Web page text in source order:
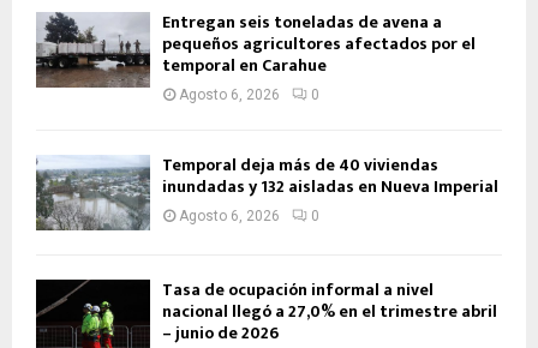
Entregan seis toneladas de avena a
pequeños agricultores afectados por el
temporal en Carahue
Agosto 6, 2026 0
Temporal deja más de 40 viviendas
inundadas y 132 aisladas en Nueva Imperial
Agosto 6, 2026 0
Tasa de ocupación informal a nivel
nacional llegó a 27,0% en el trimestre abril
– junio de 2026